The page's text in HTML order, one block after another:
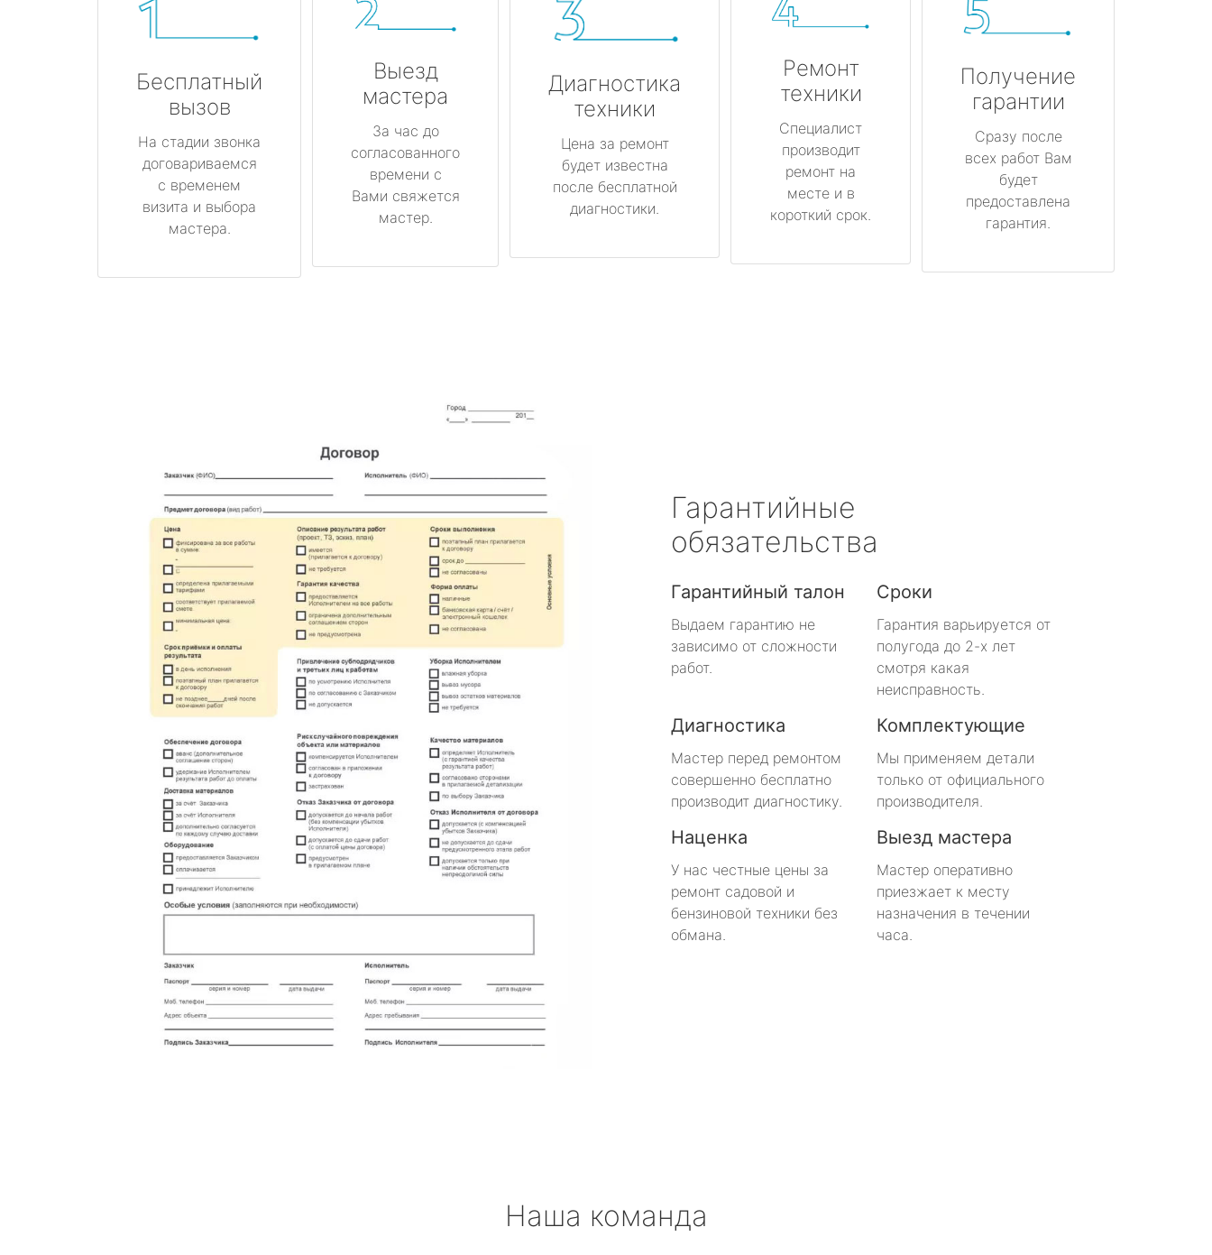
Бесплатный
вызов
На стадии звонка
договариваемся
с временем
визита и выбора
мастера.
Выезд
мастера
За час до
согласованного
времени с
Вами свяжется
мастер.
Диагностика
техники
Цена за ремонт
будет известна
после бесплатной
диагностики.
Ремонт
техники
Специалист
производит
ремонт на
месте и в
короткий срок.
Получение
гарантии
Сразу после
всех работ Вам
будет
предоставлена
гарантия.
Гарантийные
обязательства
Гарантийный талон
Выдаем гарантию не
зависимо от сложности
работ.
Сроки
Гарантия варьируется от
полугода до 2-х лет
смотря какая
неисправность.
Диагностика
Мастер перед ремонтом
совершенно бесплатно
производит диагностику.
Комплектующие
Мы применяем детали
только от официального
производителя.
Наценка
У нас честные цены за
ремонт садовой и
бензиновой техники без
обмана.
Выезд мастера
Мастер оперативно
приезжает к месту
назначения в течении
часа.
Наша команда